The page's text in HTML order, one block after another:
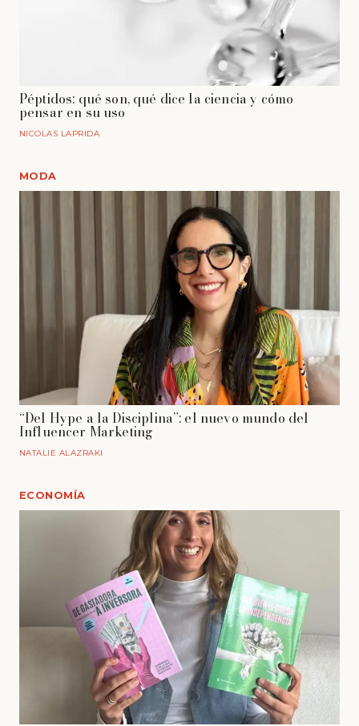
Péptidos: qué son, qué dice la ciencia y cómo
pensar en su uso
NICOLAS LAPRIDA
MODA
“Del Hype a la Disciplina”: el nuevo mundo del
Influencer Marketing
NATALIE ALAZRAKI
ECONOMÍA